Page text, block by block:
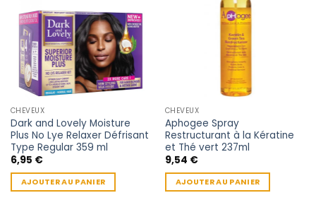
CHEVEUX
Dark and Lovely Moisture
Plus No Lye Relaxer Défrisant
Type Regular 359 ml
6,95 €
AJOUTER AU PANIER
CHEVEUX
Aphogee Spray
Restructurant à la Kératine
et Thé vert 237ml
9,54 €
AJOUTER AU PANIER